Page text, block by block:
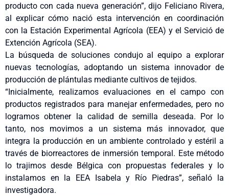
producto con cada nueva generación”, dijo Feliciano Rivera,
al explicar cómo nació esta intervención en coordinación
con la Estación Experimental Agrícola (EEA) y el Servició de
Extención Agrícola (SEA).
La búsqueda de soluciones condujo al equipo a explorar
nuevas tecnologías, adoptando un sistema innovador de
producción de plántulas mediante cultivos de tejidos.
“Inicialmente, realizamos evaluaciones en el campo con
productos registrados para manejar enfermedades, pero no
logramos obtener la calidad de semilla deseada. Por lo
tanto, nos movimos a un sistema más innovador, que
integra la producción en un ambiente controlado y estéril a
través de biorreactores de inmersión temporal. Este método
lo trajimos desde Bélgica con propuestas federales y lo
instalamos en la EEA Isabela y Río Piedras”, señaló la
investigadora.